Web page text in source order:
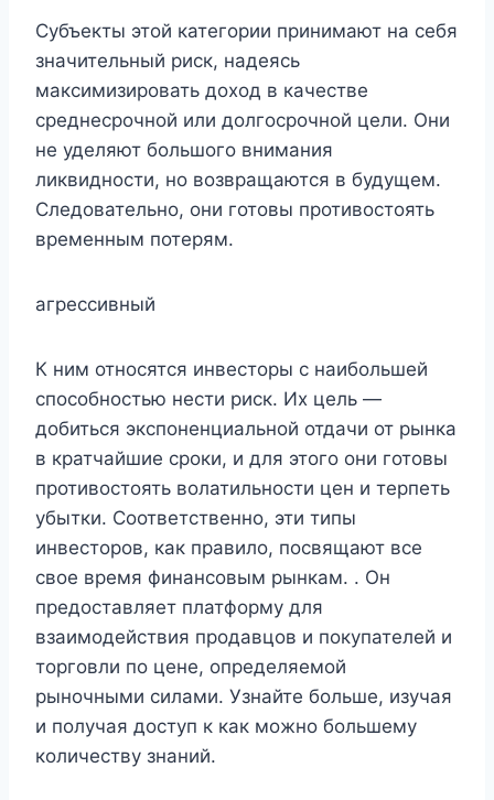
Субъекты этой категории принимают на себя
значительный риск, надеясь
максимизировать доход в качестве
среднесрочной или долгосрочной цели. Они
не уделяют большого внимания
ликвидности, но возвращаются в будущем.
Следовательно, они готовы противостоять
временным потерям.
агрессивный
К ним относятся инвесторы с наибольшей
способностью нести риск. Их цель —
добиться экспоненциальной отдачи от рынка
в кратчайшие сроки, и для этого они готовы
противостоять волатильности цен и терпеть
убытки. Соответственно, эти типы
инвесторов, как правило, посвящают все
свое время финансовым рынкам. . Он
предоставляет платформу для
взаимодействия продавцов и покупателей и
торговли по цене, определяемой
рыночными силами. Узнайте больше, изучая
и получая доступ к как можно большему
количеству знаний.